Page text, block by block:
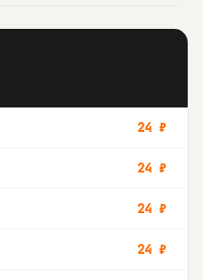
24 ₽
24 ₽
24 ₽
24 ₽